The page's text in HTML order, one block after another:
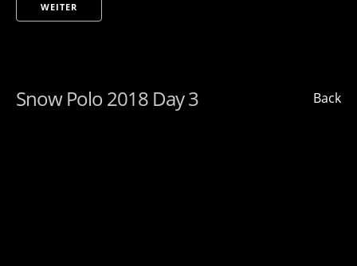
WEITER
Back
Snow Polo 2018 Day 3